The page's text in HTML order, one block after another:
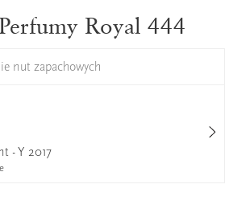
Royal 444
nut zapachowych
- Y 2017